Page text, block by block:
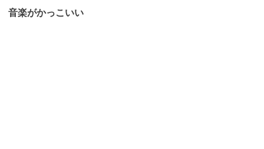
音楽がかっこいい